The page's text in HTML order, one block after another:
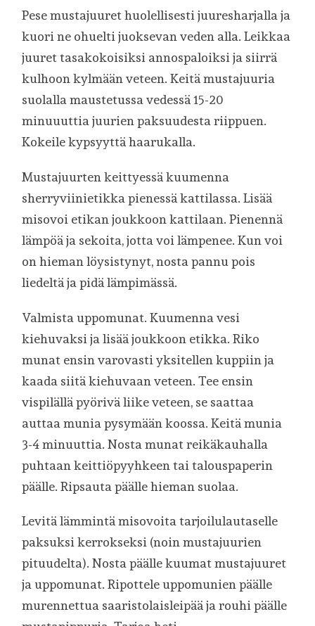
Pese mustajuuret huolellisesti juuresharjalla ja
kuori ne ohuelti juoksevan veden alla. Leikkaa
juuret tasakokoisiksi annospaloiksi ja siirrä
kulhoon kylmään veteen. Keitä mustajuuria
suolalla maustetussa vedessä 15-20
minuuuttia juurien paksuudesta riippuen.
Kokeile kypsyyttä haarukalla.
Mustajuurten keittyessä kuumenna
sherryviinietikka pienessä kattilassa. Lisää
misovoi etikan joukkoon kattilaan. Pienennä
lämpöä ja sekoita, jotta voi lämpenee. Kun voi
on hieman löysistynyt, nosta pannu pois
liedeltä ja pidä lämpimässä.
Valmista uppomunat. Kuumenna vesi
kiehuvaksi ja lisää joukkoon etikka. Riko
munat ensin varovasti yksitellen kuppiin ja
kaada siitä kiehuvaan veteen. Tee ensin
vispilällä pyörivä liike veteen, se saattaa
auttaa munia pysymään koossa. Keitä munia
3-4 minuuttia. Nosta munat reikäkauhalla
puhtaan keittiöpyyhkeen tai talouspaperin
päälle. Ripsauta päälle hieman suolaa.
Levitä lämmintä misovoita tarjoilulautaselle
paksuksi kerrokseksi (noin mustajuurien
pituudelta). Nosta päälle kuumat mustajuuret
ja uppomunat. Ripottele uppomunien päälle
murennettua saaristolaisleipää ja rouhi päälle